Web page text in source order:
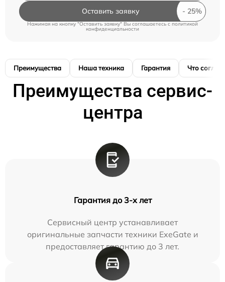
Оставить заявку
Нажимая на кнопку "Оставить заявку" Вы соглашаетесь cполитикой
конфиденциальности
Преимущества Наша техника Гарантия Что
Преимущества сервис-
центра
Гарантия до 3-х лет
Сервисный центр устанавливает
оригинальные запчасти техники ExeGate и
предоставляет гарантию до 3 лет.